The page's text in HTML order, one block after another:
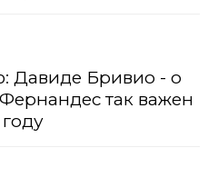
Давиде Бривио - о
так важен